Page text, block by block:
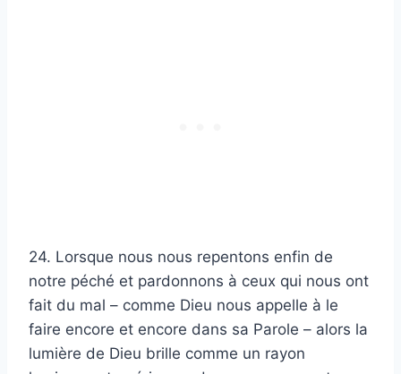
24. Lorsque nous nous repentons enfin de
notre péché et pardonnons à ceux qui nous ont
fait du mal – comme Dieu nous appelle à le
faire encore et encore dans sa Parole – alors la
lumière de Dieu brille comme un rayon